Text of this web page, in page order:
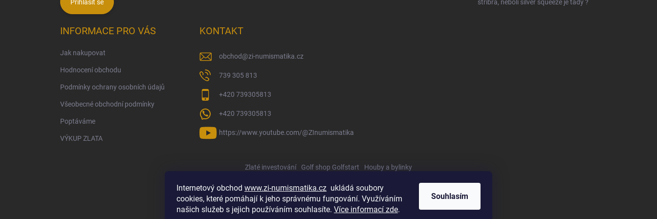
Internetový obchod www.zi-numismatika.cz ukládá soubory
cookies, které pomáhají k jeho správnému fungování. Využíváním
našich služeb s jejich používáním souhlasíte. Více informací zde.
Souhlasím
Přihlásit se
stříbra, neboli silver squeeze je tady ?
INFORMACE PRO VÁS
Jak nakupovat
Hodnocení obchodu
Podmínky ochrany osobních údajů
Všeobecné obchodní podmínky
Poptáváme
VÝKUP ZLATA
KONTAKT
obchod@zi-numismatika.cz
739 305 813
+420 739305813
+420 739305813
https://www.youtube.com/@ZInumismatika
Zlaté investování Golf shop Golfstart Houby a bylinky